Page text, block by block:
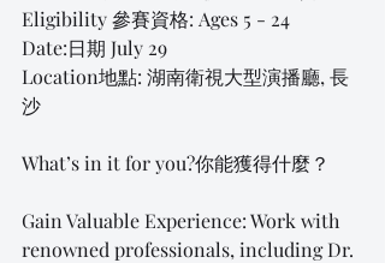
Eligibility 參賽資格: Ages 5 - 24
Date:日期 July 29
Location地點: 湖南衛視大型演播廳, 長
沙
What’s in it for you?你能獲得什麼？
Gain Valuable Experience: Work with
renowned professionals, including Dr.